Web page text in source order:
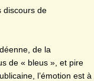
discours de
de la
de « bleus », et pire
l’émotion est à